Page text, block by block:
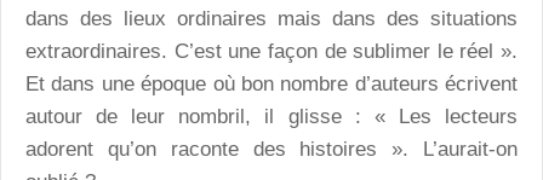
dans des lieux ordinaires mais dans des situations
extraordinaires. C’est une façon de sublimer le réel ».
Et dans une époque où bon nombre d’auteurs écrivent
autour de leur nombril, il glisse : « Les lecteurs
adorent qu’on raconte des histoires ». L’aurait-on